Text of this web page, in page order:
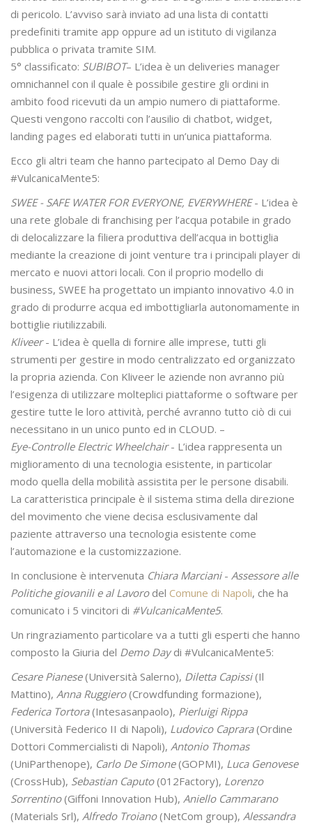
di pericolo. L’avviso sarà inviato ad una lista di contatti
predefiniti tramite app oppure ad un istituto di vigilanza
pubblica o privata tramite SIM.
5° classificato: SUBIBOT– L’idea è un deliveries manager
omnichannel con il quale è possibile gestire gli ordini in
ambito food ricevuti da un ampio numero di piattaforme.
Questi vengono raccolti con l’ausilio di chatbot, widget,
landing pages ed elaborati tutti in un’unica piattaforma.
Ecco gli altri team che hanno partecipato al Demo Day di
#VulcanicaMente5:
SWEE - SAFE WATER FOR EVERYONE, EVERYWHERE- L’idea è
una rete globale di franchising per l’acqua potabile in grado
di delocalizzare la filiera produttiva dell’acqua in bottiglia
mediante la creazione di joint venture tra i principali player di
mercato e nuovi attori locali. Con il proprio modello di
business, SWEE ha progettato un impianto innovativo 4.0 in
grado di produrre acqua ed imbottigliarla autonomamente in
bottiglie riutilizzabili.
Kliveer- L’idea è quella di fornire alle imprese, tutti gli
strumenti per gestire in modo centralizzato ed organizzato
la propria azienda. Con Kliveer le aziende non avranno più
l’esigenza di utilizzare molteplici piattaforme o software per
gestire tutte le loro attività, perché avranno tutto ciò di cui
necessitano in un unico punto ed in CLOUD. –
Eye-Controlle Electric Wheelchair- L’idea rappresenta un
miglioramento di una tecnologia esistente, in particolar
modo quella della mobilità assistita per le persone disabili.
La caratteristica principale è il sistema stima della direzione
del movimento che viene decisa esclusivamente dal
paziente attraverso una tecnologia esistente come
l’automazione e la customizzazione.
In conclusione è intervenuta Chiara Marciani- Assessore alle
Politiche giovanili e al Lavorodel Comune di Napoli, che ha
comunicato i 5 vincitori di #VulcanicaMente5.
Un ringraziamento particolare va a tutti gli esperti che hanno
composto la Giuria del Demo Daydi #VulcanicaMente5:
Cesare Pianese(Università Salerno), Diletta Capissi(Il
Mattino), Anna Ruggiero(Crowdfunding formazione),
Federica Tortora(Intesasanpaolo), Pierluigi Rippa
(Università Federico II di Napoli), Ludovico Caprara(Ordine
Dottori Commercialisti di Napoli), Antonio Thomas
(UniParthenope), Carlo De Simone(GOPMI), Luca Genovese
(CrossHub), Sebastian Caputo(012Factory), Lorenzo
Sorrentino(Giffoni Innovation Hub), Aniello Cammarano
(Materials Srl), Alfredo Troiano(NetCom group), Alessandra